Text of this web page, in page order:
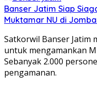
Banser Jatim Siap
Muktamar NU di
Satkorwil Banser Jatim
untuk mengamankan
Sebanyak 2.000
pengamanan.